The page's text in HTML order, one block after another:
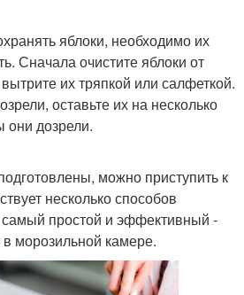
яблоки, необходимо их
Сначала очистите яблоки от
их тряпкой или салфеткой.
оставьте их на несколько
они дозрели.
можно приступить к
несколько способов
самый простой и эффективный -
морозильной камере.